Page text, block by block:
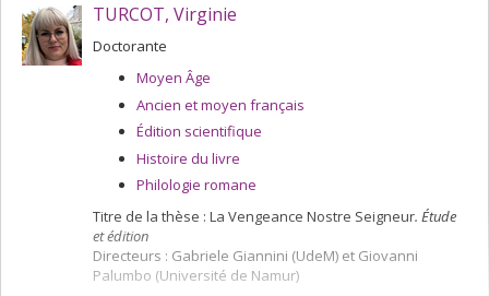
TURCOT, Virginie
Doctorante
Moyen Âge
Ancien et moyen français
Édition scientifique
Histoire du livre
Philologie romane
Titre de la thèse : La Vengeance Nostre Seigneur. Étude
et édition
Directeurs : Gabriele Giannini (UdeM) et Giovanni
Palumbo (Université de Namur)